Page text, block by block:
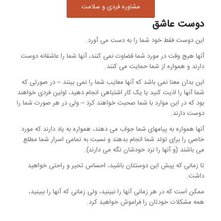
مشاوره فردی و سلامت
دوست عاشق
این دوست فقط خود شما را به دست می آورد.
آنها هیچ وقت در مورد شما قضاوت نمی کنند، آنها شما را عاشقانه دوست
دارند و همواره از شما حمایت می کنند.
این بدان معنا نمی باشد که آنها معایب شما را نمی بینند – در صورتی که
شما آنها را اذیت کنید یا یک کار اشتباهی انجام دهید، اولین فردی خواهند
بود که در این موارد با شما صحبت خواهند کرد – ولی در هر صورت شما را
دوست دارند.
آنها همواره به پیامهای شما جواب می دهند، همواره به یاد دارند که مورد
خاصی را برای تولد شما انجام بدهند و نسبت به تمامی اسرار شما مطلع
می باشند (و آنها را نزد خودشان نگه می دارند).
تا زمانی که پیش این دوستتان باشید، احساس تحیر و راحتی خواهید
داشت.
ممکن است که در هر زمانی آنها را نبینید، ولی زمانی که آنها را ببینید،
همه مشکلات خودتان را فراموش خواهید کرد.